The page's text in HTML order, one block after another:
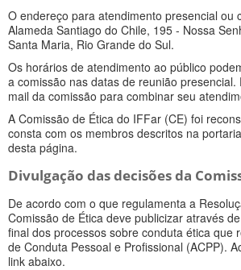
O endereço para atendimento presencial ou
Alameda Santiago do Chile, 195 - Nossa
Santa Maria, Rio Grande do Sul.
Os horários de atendimento ao público
a comissão nas datas de reunião
mail da comissão para combinar seu
A Comissão de Ética do IFFar (CE) foi
consta com os membros descritos na
desta página.
Divulgação das decisões da
De acordo com o que regulamenta a
Comissão de Ética deve publicizar através
final dos processos sobre conduta ética que
de Conduta Pessoal e Profissional (ACPP).
link abaixo.